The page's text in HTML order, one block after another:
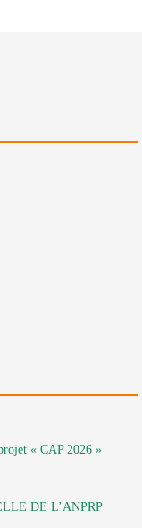
« CAP 2026 »
DE L’ANPRP